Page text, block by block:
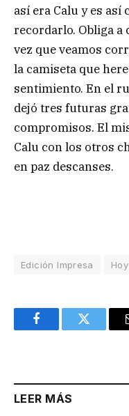
así era Calu y es así
recordarlo. Obliga a
vez que veamos
la camiseta que
sentimiento. En el
dejó tres futuras
compromisos. El
Calu con los otros
en paz descanses.
Edición Impresa Hoy
FacebookTwitter
LEER MÁS